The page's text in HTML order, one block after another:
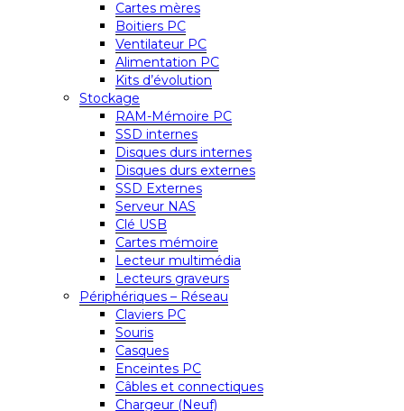
Cartes mères
Boitiers PC
Ventilateur PC
Alimentation PC
Kits d’évolution
Stockage
RAM-Mémoire PC
SSD internes
Disques durs internes
Disques durs externes
SSD Externes
Serveur NAS
Clé USB
Cartes mémoire
Lecteur multimédia
Lecteurs graveurs
Périphériques – Réseau
Claviers PC
Souris
Casques
Enceintes PC
Câbles et connectiques
Chargeur (Neuf)